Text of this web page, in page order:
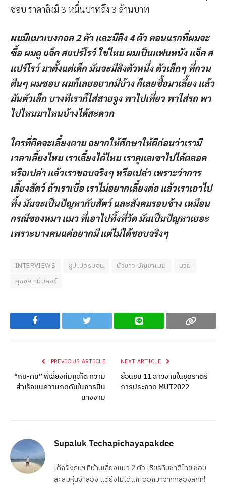
ชอบ ราคาลิงมี 3 หมื่นบาทถึง 3 ล้านบาท
ผมมีแมวเบงกอล 2 ตัว และมีลิง 4 ตัว ตอนแรกที่ผมจะ
ซื้อ ผมดู แจ็ค สแปร์โรว์ ใช่ไหม ผมเป็นแฟนหนัง แจ็ค ส
แปร์โรว์ มาตั้งแต่เด็ก มันจะมีลิงตัวหนึ่ง ตัวเล็กๆ ที่กวน
ตีนๆ ผมชอบ ผมก็เลยอยากมีบ้าง ก็เลยซื้อมาเลี้ยง แล้ว
มันตัวเล็ก บางทีเราก็ใส่สายจูง พาไปเที่ยว พาใส่รถ พา
ไปไหนมาไหนบ้างได้สะดวก
ใครที่คิดจะเลี้ยงตาม อยากให้ศึกษาให้ดีก่อนว่าเรามี
เวลาเลี้ยงไหม เราเลี้ยงได้ไหม เราดูแลเขาไปได้ตลอด
หรือเปล่า แล้วเราชอบจริงๆ หรือเปล่า เพราะว่าการ
เลี้ยงสัตว์ ถ้าเราเบื่อ เราไม่อยากเลี้ยงต่อ แล้วเราเอาไป
ทิ้ง มันจะเป็นปัญหากับสัตว์ และสังคมรอบข้าง เหมือน
กรณีของหมา แมว ที่เอาไปทิ้งที่วัด มันเป็นปัญหาเยอะ
เพราะบางคนแค่อยากมี แต่ไม่ได้ชอบจริงๆ
INTERVIEWS ซุปเปอร์บอน บัวขาว บัญชาเมฆ
มวย
ศุภชัย หมื่นสังข์
Facebook Twitter Line Copy
PREVIOUS ARTICLE
“กบ-คิม” พี่เลี้ยงทีมภูเก็ต ความ
สำเร็จบนความกดดันในการปั้น
นางงาม
NEXT ARTICLE
ย้อนชม 11 สาวงามในชุดราตรี
การประกวด MUT2022
Supaluk Techapichayapakdee
เด็กฝั่งธนฯ ที่บ้านเลี้ยงแมว 2 ตัว เชียร์ทีมชาติไทย ชอบ
สะสมหุ่นจำลอง แต่ยังไม่ได้แกะออกมาจากกล่องสักที!